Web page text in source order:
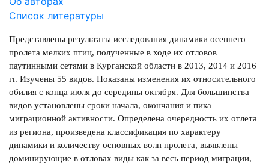
Список литературы
Представлены результаты исследования динамики осеннего
пролета мелких птиц, полученные в ходе их отловов
паутинными сетями в Курганской области в 2013, 2014 и 2016
гг. Изучены 55 видов. Показаны изменения их относительного
обилия с конца июля до середины октября. Для большинства
видов установлены сроки начала, окончания и пика
миграционной активности. Определена очередность их отлета
из региона, произведена классификация по характеру
динамики и количеству основных волн пролета, выявлены
доминирующие в отловах виды как за весь период миграции,